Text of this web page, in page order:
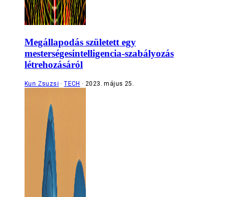
Megállapodás született egy
mesterségesintelligencia-szabályozás
létrehozásáról
Kun Zsuzsi TECH 2023. május 25.